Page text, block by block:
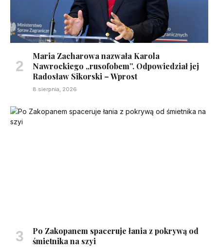
Maria Zacharowa nazwała Karola
Nawrockiego „rusofobem”. Odpowiedział jej
Radosław Sikorski – Wprost
8 sierpnia, 2026
Po Zakopanem spaceruje łania z pokrywą od
śmietnika na szyi